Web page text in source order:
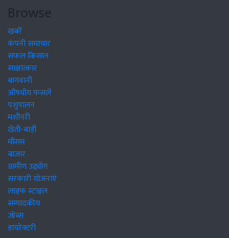
Browse
खबरें
कंपनी समाचार
सफल किसान
साक्षात्कार
बागवानी
औषधीय फसलें
पशुपालन
मशीनरी
खेती-बाड़ी
मौसम
बाजार
ग्रामीण उद्द्योग
सरकारी योजनाएं
लाइफ स्टाइल
सम्पादकीय
जॉब्स
डायरेक्टरी